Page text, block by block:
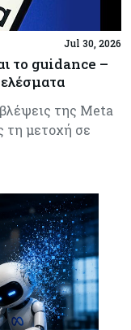
Jul 30, 2026
το guidance –
της Meta
τη μετοχή σε